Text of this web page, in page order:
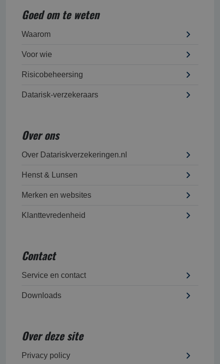
Goed om te weten
Waarom
Voor wie
Risicobeheersing
Datarisk-verzekeraars
Over ons
Over Datariskverzekeringen.nl
Henst & Lunsen
Merken en websites
Klanttevredenheid
Contact
Service en contact
Downloads
Over deze site
Privacy policy